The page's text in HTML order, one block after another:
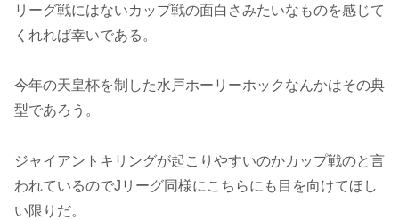
リーグ戦にはないカップ戦の面白さみたいなものを感じて
くれれば幸いである。
今年の天皇杯を制した水戸ホーリーホックなんかはその典
型であろう。
ジャイアントキリングが起こりやすいのかカップ戦のと言
われているのでJリーグ同様にこちらにも目を向けてほし
い限りだ。